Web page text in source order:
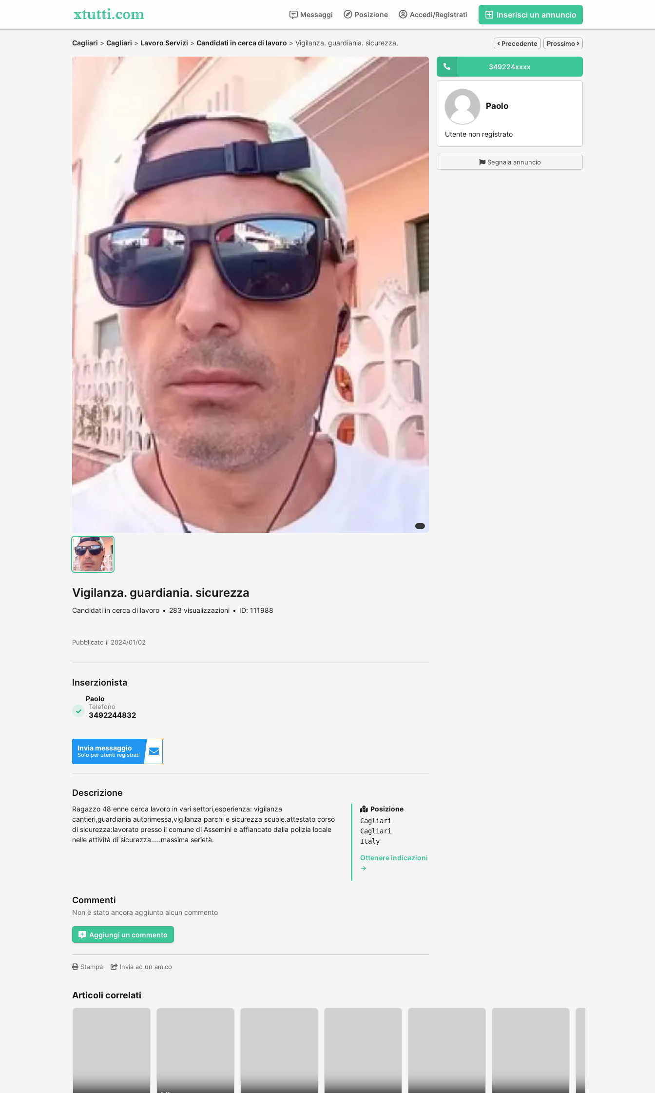
Inserisci un annuncio
Accedi/Registrati
Posizione
Messaggi
Cagliari > Cagliari > Lavoro Servizi > Candidati in cerca di lavoro > Vigilanza. guardiania. sicurezza, Precedente Prossimo
Vigilanza. guardiania. sicurezza
Candidati in cerca di lavoro 283 visualizzazioni ID: 111988
Pubblicato il 2024/01/02
Inserzionista
Paolo
Telefono
3492244832
Invia messaggio
Solo per utenti registrati
Descrizione
Ragazzo 48 enne cerca lavoro in vari settori,esperienza: vigilanza
cantieri,guardiania autorimessa,vigilanza parchi e sicurezza scuole.attestato corso
di sicurezza:lavorato presso il comune di Assemini e affiancato dalla polizia locale
nelle attività di sicurezza.....massima serietà.
Posizione
Cagliari
Cagliari
Italy
Ottenere indicazioni
→
Commenti
Non è stato ancora aggiunto alcun commento
Aggiungi un commento
Stampa Invia ad un amico
349224xxxx
Paolo
Utente non registrato
Segnala annuncio
Articoli correlati